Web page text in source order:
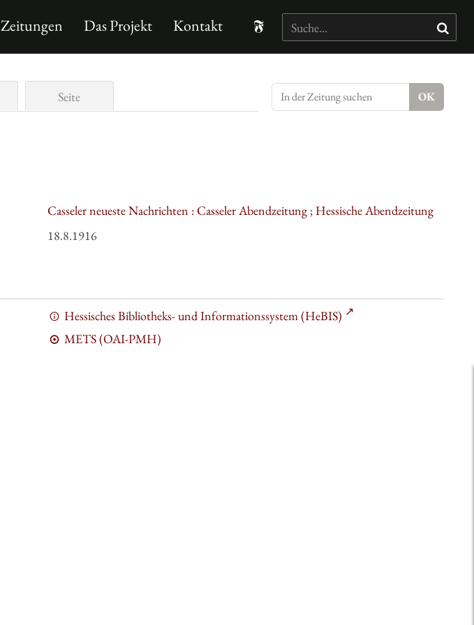
Zeitungen Das Projekt Kontakt
Seite
Casseler neueste Nachrichten : Casseler Abendzeitung ; Hessische Abendzeitung
18.8.1916
Hessisches Bibliotheks- und Informationssystem (HeBIS)
METS (OAI-PMH)